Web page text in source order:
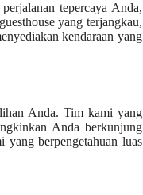
tepercaya Anda,
yang terjangkau,
kendaraan yang
Anda. Tim kami yang
Anda berkunjung
yang berpengetahuan luas